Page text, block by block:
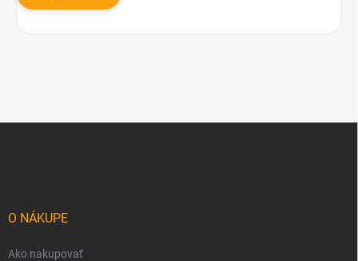
O NÁKUPE
Ako nakupovať